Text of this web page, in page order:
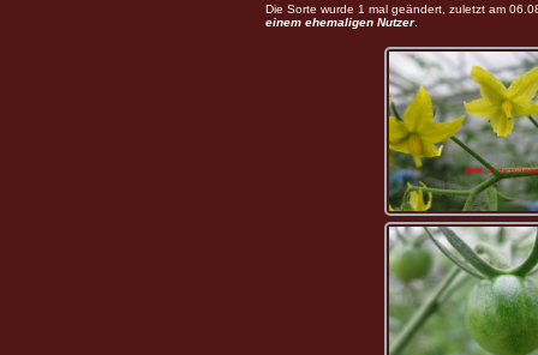
Die Sorte wurde 1 mal geändert, zuletzt am
einem ehemaligen Nutzer.